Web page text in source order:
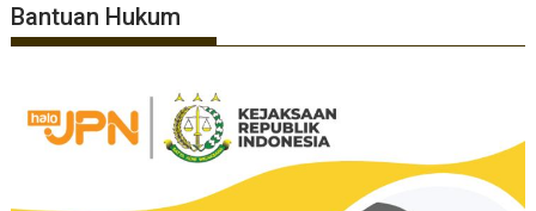
Bantuan Hukum